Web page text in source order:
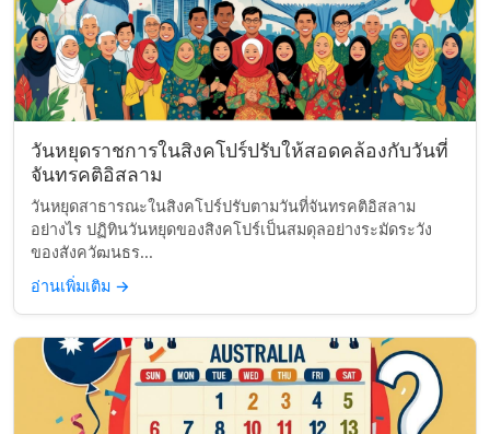
วันหยุดราชการในสิงคโปร์ปรับให้สอดคล้องกับวันที่
จันทรคติอิสลาม
วันหยุดสาธารณะในสิงคโปร์ปรับตามวันที่จันทรคติอิสลาม
อย่างไร ปฏิทินวันหยุดของสิงคโปร์เป็นสมดุลอย่างระมัดระวัง
ของสังควัฒนธร...
อ่านเพิ่มเติม →